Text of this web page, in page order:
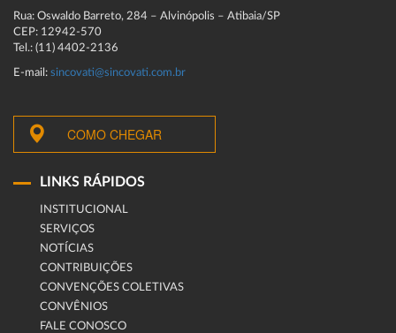
Rua: Oswaldo Barreto, 284 – Alvinópolis – Atibaia/SP
CEP: 12942-570
Tel.: (11) 4402-2136
E-mail: sincovati@sincovati.com.br
COMO CHEGAR
LINKS RÁPIDOS
INSTITUCIONAL
SERVIÇOS
NOTÍCIAS
CONTRIBUIÇÕES
CONVENÇÕES COLETIVAS
CONVÊNIOS
FALE CONOSCO